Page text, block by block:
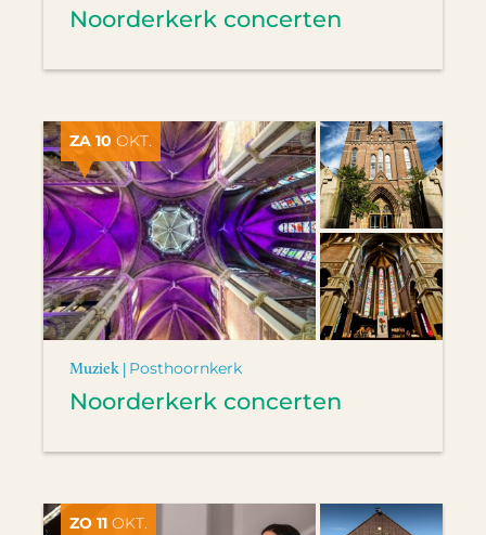
Noorderkerk concerten
ZA 10 OKT.
Muziek | Posthoornkerk
Noorderkerk concerten
ZO 11 OKT.